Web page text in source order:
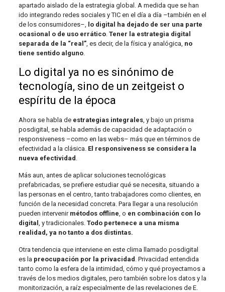
apartado aislado de la estrategia global. A medida que se han
ido integrando redes sociales y TIC en el día a día –también en el
de los consumidores–, lo digital ha dejado de ser una parte
ocasional o de uso errático. Tener la estrategia digital
separada de la “real”, es decir, de la física y analógica, no
tiene sentido alguno.
Lo digital ya no es sinónimo de
tecnología, sino de un zeitgeist o
espíritu de la época
Ahora se habla de estrategias integrales, y bajo un prisma
posdigital, se habla además de capacidad de adaptación o
responsiveness –como en las webs– más que en términos de
efectividad a la clásica. El responsiveness se considera la
nueva efectividad .
Más aun, antes de aplicar soluciones tecnológicas
prefabricadas, se prefiere estudiar qué se necesita, situando a
las personas en el centro, tanto trabajadores como clientes, en
función de la necesidad concreta. Para llegar a una resolución
pueden intervenir métodos offline, o en combinación con lo
digital , y tradicionales. Todo pertenece a una misma
realidad, ya no tanto a dos distintas.
Otra tendencia que interviene en este clima llamado posdigital
es la preocupación por la privacidad . Privacidad entendida
tanto como la esfera de la intimidad, cómo y qué proyectamos a
través de los medios digitales, pero también sobre los datos y la
monitorización, a raíz especialmente de las revelaciones de E.